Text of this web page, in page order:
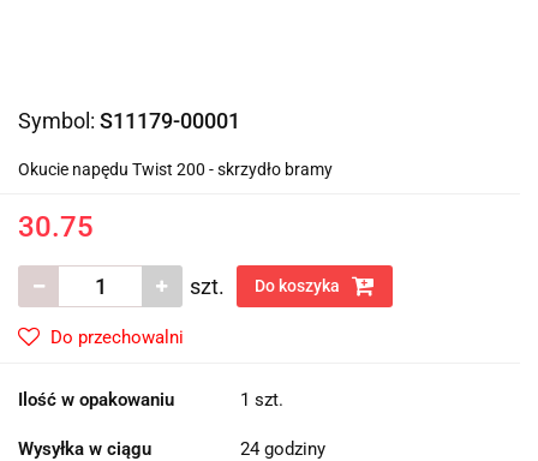
Symbol: S11179-00001
Okucie napędu Twist 200 - skrzydło bramy
30.75
szt. Do koszyka
Do przechowalni
Ilość w opakowaniu 1 szt.
Wysyłka w ciągu 24 godziny